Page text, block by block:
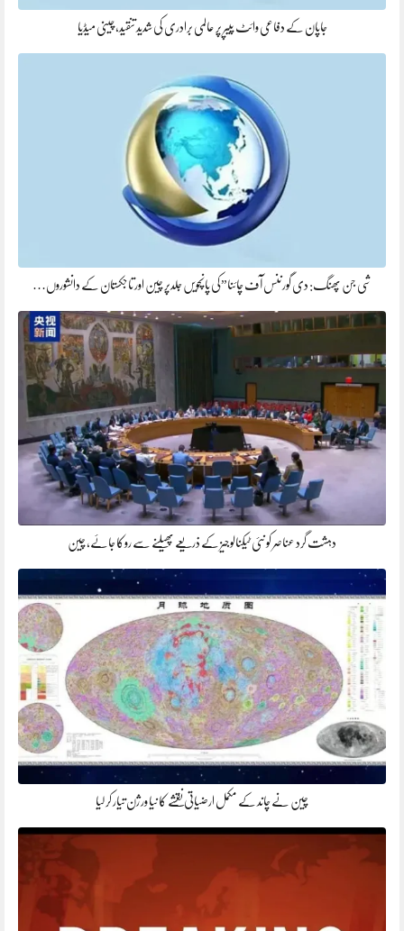
جاپان کے دفاعی وائٹ پیپر پر عالمی برادری کی شدید تنقید، چینی میڈیا
شی جن پھنگ: دی گورننس آف چائنا”کی پانچویں جلدپر چین اور تاجکستان کے دانشوروں…
دہشت گرد عناصر کو نئی ٹیکنالوجیز کے ذریعے پھیلنے سے روکا جائے، چین
چین نے چاند کے مکمل ارضیاتی نقشے کا نیا ورژن تیار کر لیا